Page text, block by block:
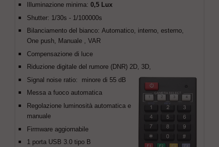
Illuminazione minima:0,5 Lux
Shutter: 1/30s - 1/100000s
Bilanciamento del bianco: Automatico, interno, esterno,
One push, Manuale , VAR
Compensazione di luce
Riduzione digitale del rumore (DNR) 2D, 3D,
Signal noise ratio: minore di 55 dB
Messa a fuoco automatica
Regolazione luminosità automatica e
manuale
Firmware aggiornabile
1 porta USB 3.0 tipo B